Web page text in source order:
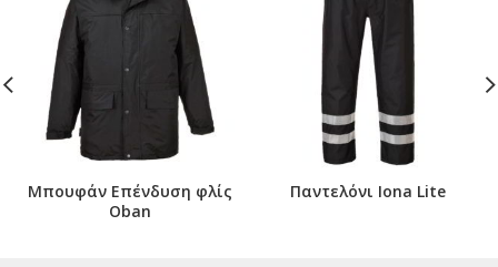
Μπουφάν Επένδυση φλίς
Oban
Παντελόνι Iona Lite